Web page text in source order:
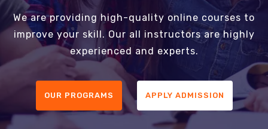
We are providing high-quality online courses to
improve your skill. Our all instructors are highly
experienced and experts.
OUR PROGRAMS APPLY ADMISSION